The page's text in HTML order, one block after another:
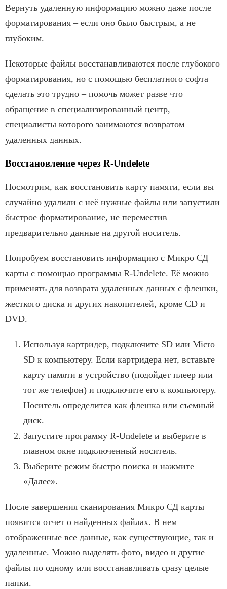
Вернуть удаленную информацию можно даже после
форматирования – если оно было быстрым, а не
глубоким.
Некоторые файлы восстанавливаются после глубокого
форматирования, но с помощью бесплатного софта
сделать это трудно – помочь может разве что
обращение в специализированный центр,
специалисты которого занимаются возвратом
удаленных данных.
Восстановление через R-Undelete
Посмотрим, как восстановить карту памяти, если вы
случайно удалили с неё нужные файлы или запустили
быстрое форматирование, не переместив
предварительно данные на другой носитель.
Попробуем восстановить информацию с Микро СД
карты с помощью программы R-Undelete. Её можно
применять для возврата удаленных данных с флешки,
жесткого диска и других накопителей, кроме CD и
DVD.
Используя картридер, подключите SD или Micro
SD к компьютеру. Если картридера нет, вставьте
карту памяти в устройство (подойдет плеер или
тот же телефон) и подключите его к компьютеру.
Носитель определится как флешка или съемный
диск.
Запустите программу R-Undelete и выберите в
главном окне подключенный носитель.
Выберите режим быстро поиска и нажмите
«Далее».
После завершения сканирования Микро СД карты
появится отчет о найденных файлах. В нем
отображенные все данные, как существующие, так и
удаленные. Можно выделять фото, видео и другие
файлы по одному или восстанавливать сразу целые
папки.